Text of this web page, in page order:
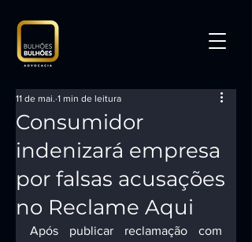
Consumidor
indenizará empresa
por falsas acusações
no Reclame Aqui
11 de mai. 1 min de leitura
Após publicar reclamação com